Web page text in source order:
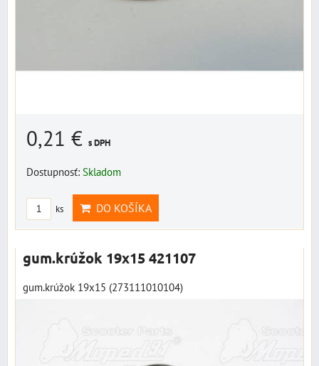
0,21 € s DPH
Dostupnosť: Skladom
ks DO KOŠÍKA
gum.krúžok 19x15 421107
gum.krúžok 19x15 (273111010104)